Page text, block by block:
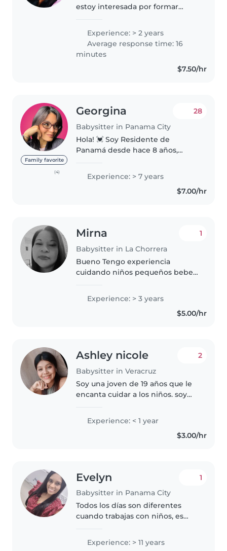
estoy interesada por formar
depende de mi.. Tengo 22 años
me gusta cuidar los niños
pequeños y lavar, dibujar y estar..
Experience: > 2 years
Average response time: 16
minutes
$7.50/hr
Family favorite
(4)
Georgina
Babysitter in Panama City
28
Hola! 💓 Soy Residente de
Panamá desde hace 8 años,
de un niño de 6 años, con
mucho amor hacia los niños, me
gusta enseñar y aprender de
Experience: > 7 years
$7.00/hr
Mirna
Babysitter in La Chorrera
1
Bueno Tengo experiencia
cuidando niños pequeños bebes
amigable Madre de dos niñas
Experience: > 3 years
$5.00/hr
Ashley nicole
Babysitter in Veracruz
2
Soy una joven de 19 años que le
encanta cuidar a los niños. soy
realizar actividades como dibujar,
leer cuentos, música y juegos...
Experience: < 1 year
$3.00/hr
Evelyn
Babysitter in Panama City
1
Todos los días son diferentes
cuando trabajas con niños, es
describir lo que tiene día con día.
Experience: > 11 years